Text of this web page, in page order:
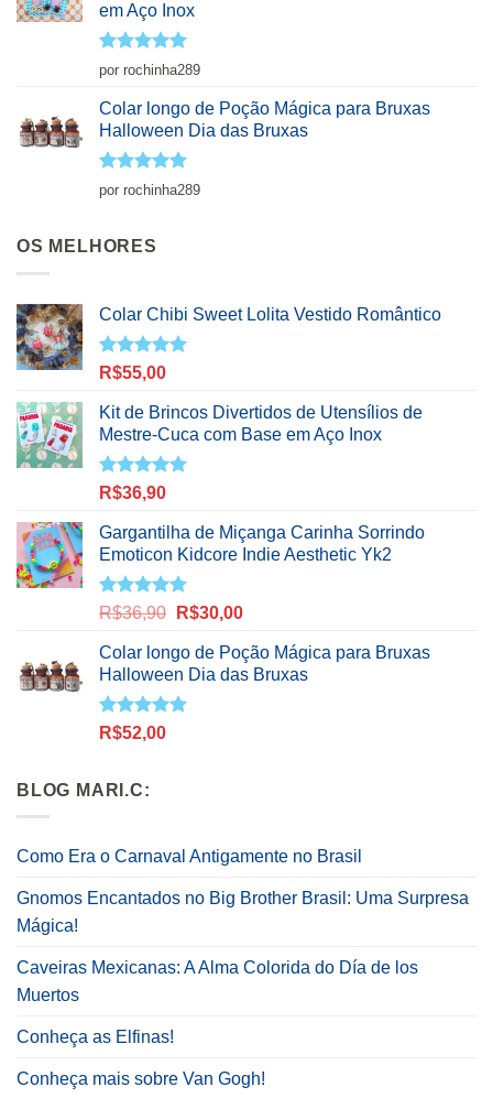
em Aço Inox
Avaliação5
de 5
por rochinha289
Colar longo de Poção Mágica para Bruxas
Halloween Dia das Bruxas
Avaliação5
de 5
por rochinha289
OS MELHORES
Colar Chibi Sweet Lolita Vestido Romântico
Avaliação
R$55,00
Kit de Brincos Divertidos de Utensílios de
Mestre-Cuca com Base em Aço Inox
Avaliação
R$36,90
Gargantilha de Miçanga Carinha Sorrindo
Emoticon Kidcore Indie Aesthetic Yk2
Avaliação
R$36,90 O
original
era:
R$36,90.
R$30,00O
atual
é:
Colar longo de Poção Mágica para Bruxas
Halloween Dia das Bruxas
Avaliação
R$52,00
BLOG MARI.C:
Como Era o Carnaval Antigamente no Brasil
Gnomos Encantados no Big Brother Brasil: Uma Surpresa
Mágica!
Caveiras Mexicanas: A Alma Colorida do Día de los
Muertos
Conheça as Elfinas!
Conheça mais sobre Van Gogh!